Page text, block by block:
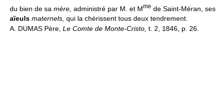
du bien de sa mère, administré par M. et Mme de Saint-Méran, ses
aïeuls maternels, qui la chérissent tous deux tendrement.
A. DUMAS Père, Le Comte de Monte-Cristo, t. 2, 1846, p. 26.